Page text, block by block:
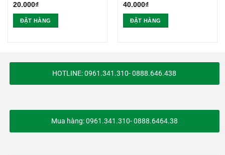
20.000₫
ĐẶT HÀNG
40.000₫
ĐẶT HÀNG
HOTLINE: 0961.341.310- 0888.646.438
Mua hàng: 0961.341.310- 0888.6464.38